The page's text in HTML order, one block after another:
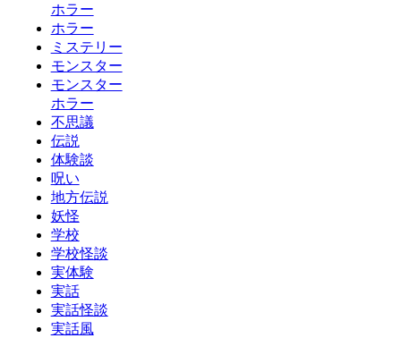
ホラー
ホラー
ミステリー
モンスター
モンスター
ホラー
不思議
伝説
体験談
呪い
地方伝説
妖怪
学校
学校怪談
実体験
実話
実話怪談
実話風